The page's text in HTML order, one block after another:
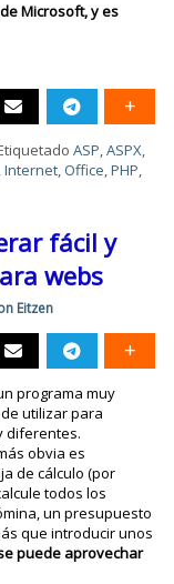
Microsoft, y es
ASP,ASPX,
,Internet, Office,PHP,
fácil y
webs
Eitzen
programa muy
utilizar para
diferentes.
obvia es
de cálculo (por
todos los
un presupuesto
que introducir unos
puede aprovechar